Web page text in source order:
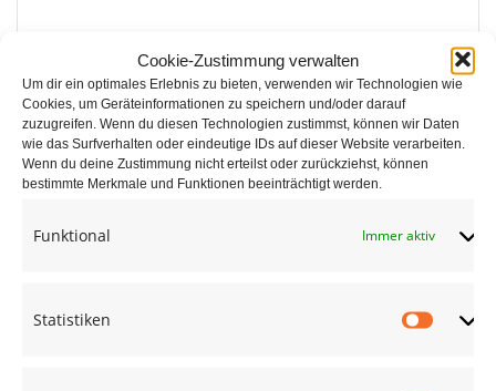
Cookie-Zustimmung verwalten
Um dir ein optimales Erlebnis zu bieten, verwenden wir Technologien wie
Cookies, um Geräteinformationen zu speichern und/oder darauf
zuzugreifen. Wenn du diesen Technologien zustimmst, können wir Daten
wie das Surfverhalten oder eindeutige IDs auf dieser Website verarbeiten.
Wenn du deine Zustimmung nicht erteilst oder zurückziehst, können
bestimmte Merkmale und Funktionen beeinträchtigt werden.
Funktional Immer aktiv
Statistiken
Name *
*
Website